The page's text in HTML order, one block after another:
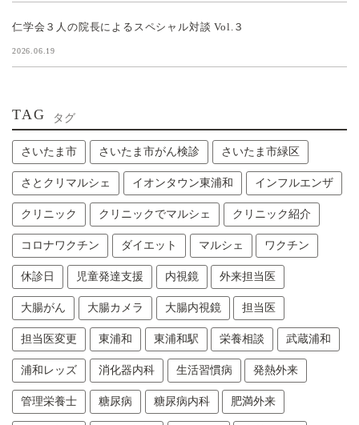
仁学会３人の院長によるスペシャル対談 Vol.３
2026.06.19
TAG タグ
さいたま市 さいたま市がん検診 さいたま市緑区
さとクリマルシェ イオンタウン東浦和 インフルエンザ
クリニック クリニックでマルシェ クリニック紹介
コロナワクチン ダイエット マルシェ ワクチン
休診日 児童発達支援 内視鏡 外来担当医
大腸がん 大腸カメラ 大腸内視鏡 担当医
担当医変更 東浦和 東浦和駅 栄養相談 武蔵浦和
浦和レッズ 消化器内科 生活習慣病 発熱外来
管理栄養士 糖尿病 糖尿病内科 肥満外来